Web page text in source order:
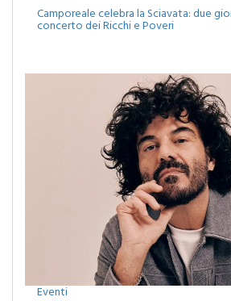
Eventi
Camporeale celebra la Sciavata: due